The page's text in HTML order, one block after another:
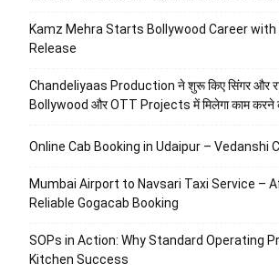
Kamz Mehra Starts Bollywood Career
Release
Chandeliyaas Production ने शुरू किए सिंगर और
Bollywood और OTT Projects में मिलेगा काम करने
Online Cab Booking in Udaipur – Vedanshi
Mumbai Airport to Navsari Taxi Service –
Reliable Gogacab Booking
SOPs in Action: Why Standard Operating
Kitchen Success